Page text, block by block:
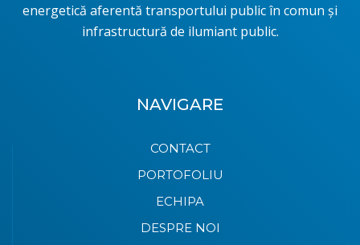
energetică aferentă transportului public în comun și
infrastructură de ilumiant public.
NAVIGARE
CONTACT
PORTOFOLIU
ECHIPA
DESPRE NOI